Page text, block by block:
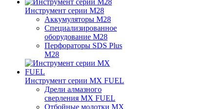
Инструмент серии M28
Аккумуляторы M28
Специализированное
оборудование M28
Перфораторы SDS Plus
M28
Инструмент серии MX FUEL
Дрели алмазного
сверления MX FUEL
Отбойные молотки MX